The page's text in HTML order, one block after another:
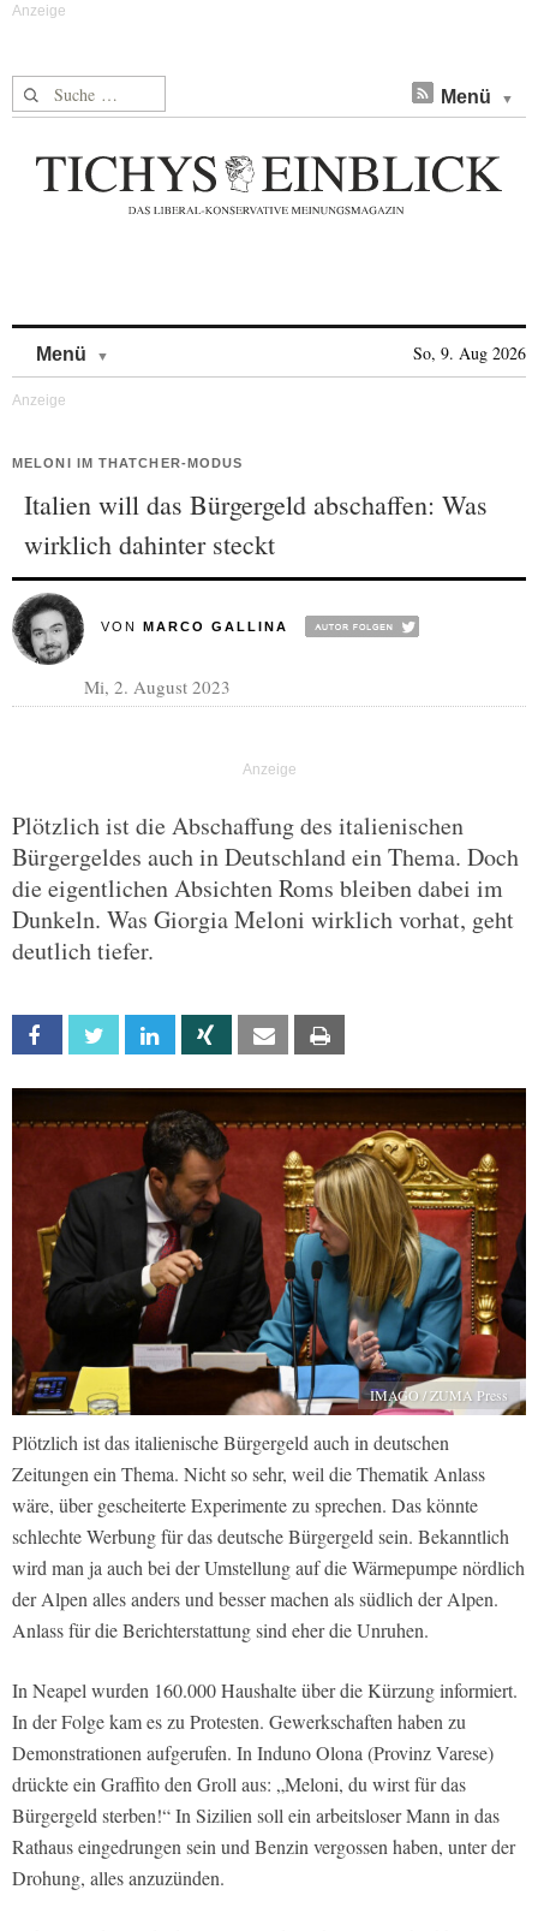
Suche nach: Menü
Menü So, 9. Aug 2026
MELONI IM THATCHER-MODUS
Italien will das Bürgergeld abschaffen: Was
wirklich dahinter steckt
VON MARCO GALLINA
Mi, 2. August 2023
Plötzlich ist die Abschaffung des italienischen
Bürgergeldes auch in Deutschland ein Thema. Doch
die eigentlichen Absichten Roms bleiben dabei im
Dunkeln. Was Giorgia Meloni wirklich vorhat, geht
deutlich tiefer.
Facebook Twitter Linkedin Xing Email
IMAGO / ZUMA Press
Plötzlich ist das italienische Bürgergeld auch in deutschen
Zeitungen ein Thema. Nicht so sehr, weil die Thematik Anlass
wäre, über gescheiterte Experimente zu sprechen. Das könnte
schlechte Werbung für das deutsche Bürgergeld sein. Bekanntlich
wird man ja auch bei der Umstellung auf die Wärmepumpe nördlich
der Alpen alles anders und besser machen als südlich der Alpen.
Anlass für die Berichterstattung sind eher die Unruhen.
In Neapel wurden 160.000 Haushalte über die Kürzung informiert.
In der Folge kam es zu Protesten. Gewerkschaften haben zu
Demonstrationen aufgerufen. In Induno Olona (Provinz Varese)
drückte ein Graffito den Groll aus: „Meloni, du wirst für das
Bürgergeld sterben!“ In Sizilien soll ein arbeitsloser Mann in das
Rathaus eingedrungen sein und Benzin vergossen haben, unter der
Drohung, alles anzuzünden.